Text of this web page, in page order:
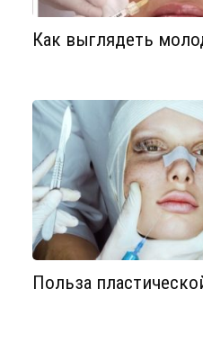
Как выглядеть
Польза